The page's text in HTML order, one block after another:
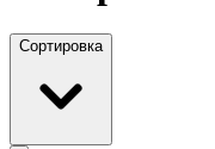
Сортировка